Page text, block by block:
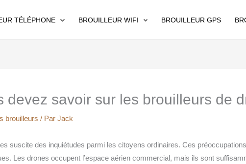
TÉLÉPHONE BROUILLEUR WIFI BROUILLEUR GPS
devez savoir sur les brouilleurs de
brouilleurs / Par Jack
suscite des inquiétudes parmi les citoyens ordinaires. Ces
Les drones occupent l’espace aérien commercial, mais ils sont